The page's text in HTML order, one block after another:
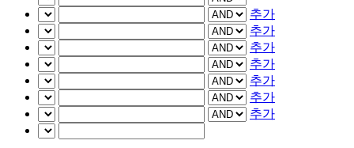
추가
추가
추가
추가
추가
추가
추가